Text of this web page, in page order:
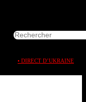
R
• DIRECT D’UKRAINE